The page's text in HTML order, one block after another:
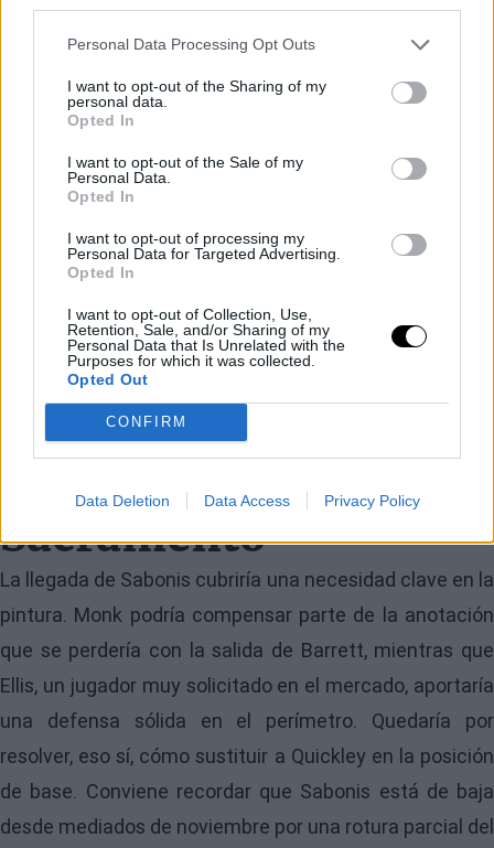
Personal Data Processing Opt Outs
I want to opt-out of the Sharing of my
personal data.
Opted In
I want to opt-out of the Sale of my
Personal Data.
Opted In
I want to opt-out of processing my
Personal Data for Targeted Advertising.
Opted In
I want to opt-out of Collection, Use,
Retention, Sale, and/or Sharing of my
Personal Data that Is Unrelated with the
Purposes for which it was collected.
Opted Out
CONFIRM
Data Deletion Data Access Privacy Policy
Siegel reconoce que no sabe si este intercambio
concreto está sobre la mesa, pero considera que
“levanta una ceja” y que podría ser un punto de partida
si las conversaciones se intensifican. También recuerda
que no es casual que Toronto tenga a Quickley y
Barrett, dos jugadores que Scott Perry, actual ejecutivo
de los Kings, seleccionó en su etapa en los New York
Qué ganaría Toronto
y el encaje para
Sacramento
La llegada de Sabonis cubriría una necesidad clave en la
pintura. Monk podría compensar parte de la anotación
que se perdería con la salida de Barrett, mientras que
Ellis, un jugador muy solicitado en el mercado, aportaría
una defensa sólida en el perímetro. Quedaría por
resolver, eso sí, cómo sustituir a Quickley en la posición
de base. Conviene recordar que Sabonis está de baja
desde mediados de noviembre por una rotura parcial del